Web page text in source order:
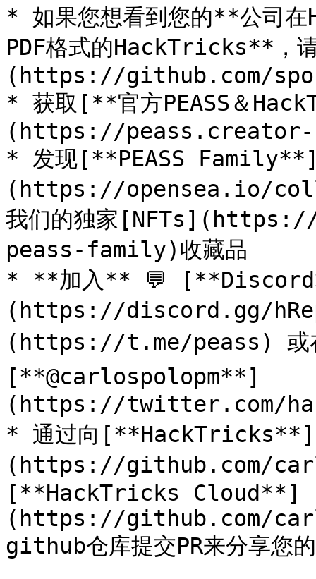
* 如果您想看到您的**公司
PDF格式的HackTricks**，
(https://github.com/
* 获取[**官方PEASS＆
(https://peass.creator-
* 发现[**PEASS
(https://opensea.io/
我们的独家
peass-family)收藏品
* **加入** 💬
(https://discord.gg/
(https://t.me/peass) 或
[**@carlospolopm**]
(https://twitter.com/
* 通过向[**HackTricks**]
(https://github.com/
[**HackTricks Cloud**]
(https://github.com/
github仓库提交PR来分享您